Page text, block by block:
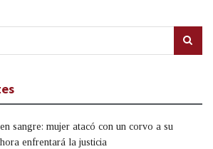
sangre: mujer atacó con un corvo a su
enfrentará la justicia